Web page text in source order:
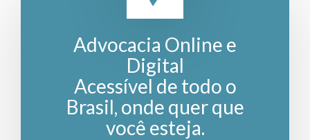
Advocacia Online e
Digital
Acessível de todo o
Brasil, onde quer que
você esteja.